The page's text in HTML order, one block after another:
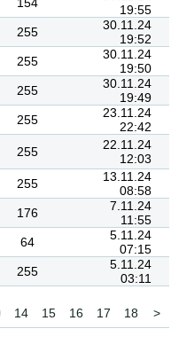
19:55
255
30.11.24
19:52
255
30.11.24
19:50
255
30.11.24
19:49
255
23.11.24
22:42
255
22.11.24
12:03
255
13.11.24
08:58
176
7.11.24
11:55
64
5.11.24
07:15
255
5.11.24
03:11
14 15 16 17 18 >